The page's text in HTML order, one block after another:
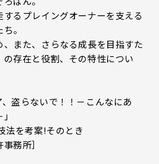
るプレイングオーナーを支える
。
また、さらなる成長を目指すた
存在と役割、その特性につい
盗らないで！！－こんなにあ
法を考案!そのとき
務所］